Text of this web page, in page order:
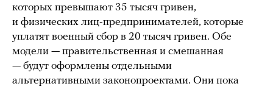
которых превышают 35 тысяч гривен,
и физических лиц-предпринимателей, которые
уплатят военный сбор в 20 тысяч гривен. Обе
модели — правительственная и смешанная
— будут оформлены отдельными
альтернативными законопроектами. Они пока